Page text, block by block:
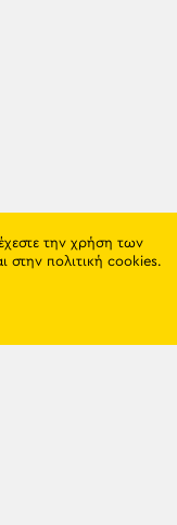
την χρήση των
στην πολιτική cookies.